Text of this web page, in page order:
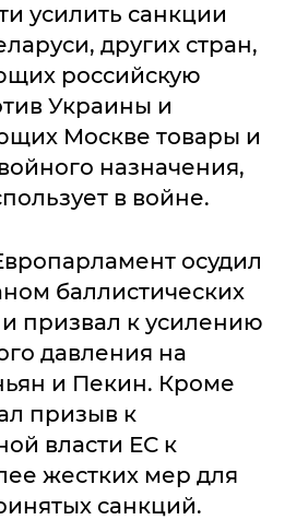
усилить санкции
других стран,
российскую
Украины и
Москве товары и
назначения,
в войне.
осудил
баллистических
призвал к усилению
давления на
и Пекин. Кроме
призыв к
власти ЕС к
жестких мер для
санкций.